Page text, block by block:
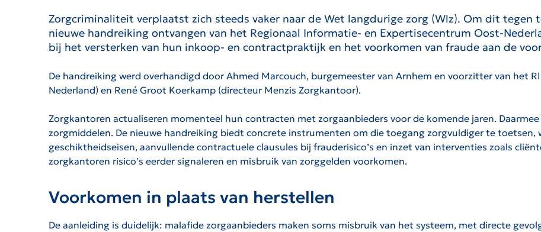
Zorgcriminaliteit verplaatst zich steeds vaker naar de Wet langdurige zorg (Wlz). Om dit tegen
nieuwe handreiking ontvangen van het Regionaal Informatie- en Expertisecentrum Oost-
bij het versterken van hun inkoop- en contractpraktijk en het voorkomen van fraude aan de
De handreiking werd overhandigd door Ahmed Marcouch, burgemeester van Arnhem en voorzitter van het
Nederland) en René Groot Koerkamp (directeur Menzis Zorgkantoor).
Zorgkantoren actualiseren momenteel hun contracten met zorgaanbieders voor de komende jaren.
zorgmiddelen. De nieuwe handreiking biedt concrete instrumenten om die toegang zorgvuldiger te toetsen,
geschiktheidseisen, aanvullende contractuele clausules bij frauderisico’s en inzet van interventies zoals
zorgkantoren risico’s eerder signaleren en misbruik van zorggelden voorkomen.
Voorkomen in plaats van herstellen
De aanleiding is duidelijk: malafide zorgaanbieders maken soms misbruik van het systeem, met directe